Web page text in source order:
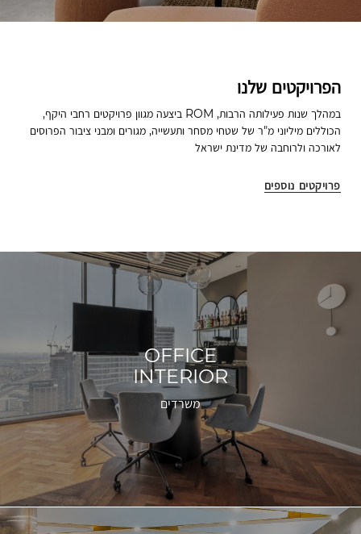
הפרויקטים שלנו
במהלך שנות פעילותה הרבות, ROM ביצעה מגוון פרויקטים רחבי היקף,
הכוללים מיליוני מ"ר של שטחי מסחר ותעשייה, מגורים ומבני ציבור הפרוסים
לאורכה ולרוחבה של מדינת ישראל
פרויקטים נוספים
OFFICE
INTERIOR
משרדים